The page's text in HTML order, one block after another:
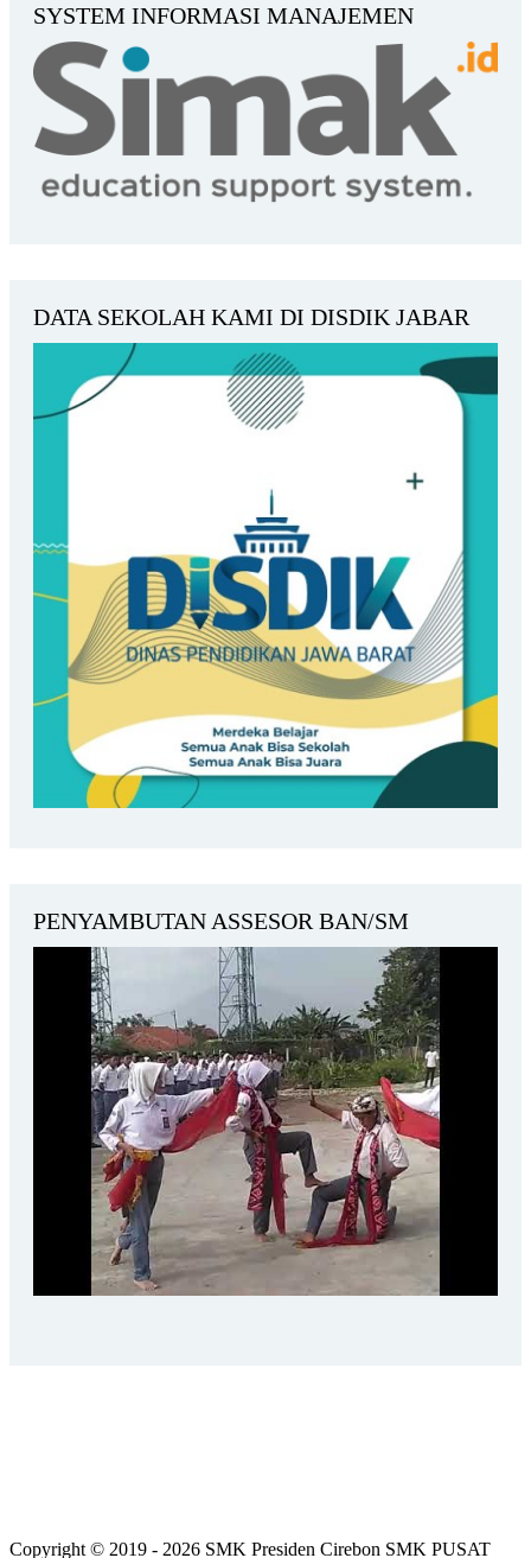
SYSTEM INFORMASI MANAJEMEN
DATA SEKOLAH KAMI DI DISDIK JABAR
PENYAMBUTAN ASSESOR BAN/SM
Copyright © 2019 - 2026 SMK Presiden Cirebon SMK PUSAT